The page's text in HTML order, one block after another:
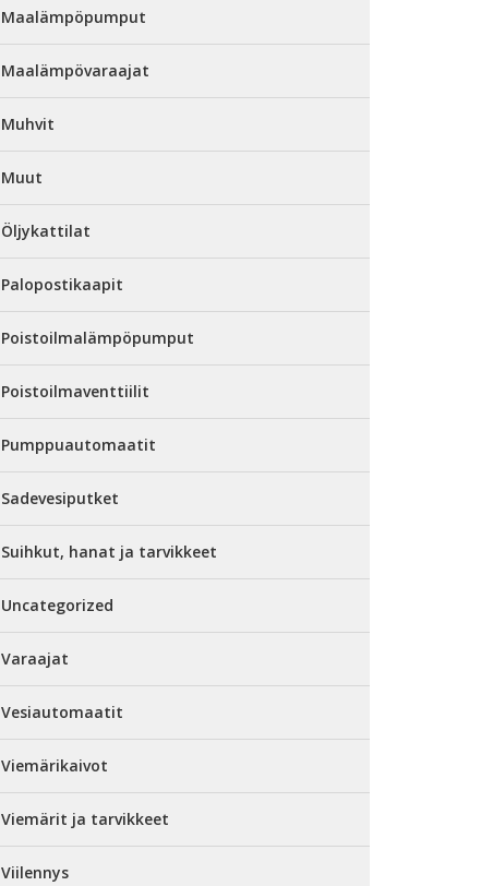
Maalämpöpumput
Maalämpövaraajat
Muhvit
Muut
Öljykattilat
Palopostikaapit
Poistoilmalämpöpumput
Poistoilmaventtiilit
Pumppuautomaatit
Sadevesiputket
Suihkut, hanat ja tarvikkeet
Uncategorized
Varaajat
Vesiautomaatit
Viemärikaivot
Viemärit ja tarvikkeet
Viilennys